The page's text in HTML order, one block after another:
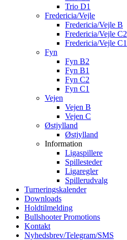
Trio D1
Fredericia/Vejle
Fredericia/Vejle B
Fredericia/Vejle C2
Fredericia/Vejle C1
Fyn
Fyn B2
Fyn B1
Fyn C2
Fyn C1
Vejen
Vejen B
Vejen C
Østjylland
Østjylland
Information
Ligaspillere
Spillesteder
Ligaregler
Spillerudvalg
Turneringskalender
Downloads
Holdtilmelding
Bullshooter Promotions
Kontakt
Nyhedsbrev/Telegram/SMS